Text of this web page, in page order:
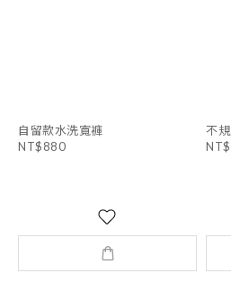
自留款水洗寬褲
NT$880
不